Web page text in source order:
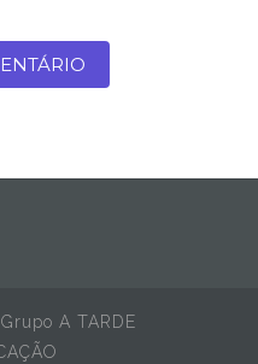
A TARDE